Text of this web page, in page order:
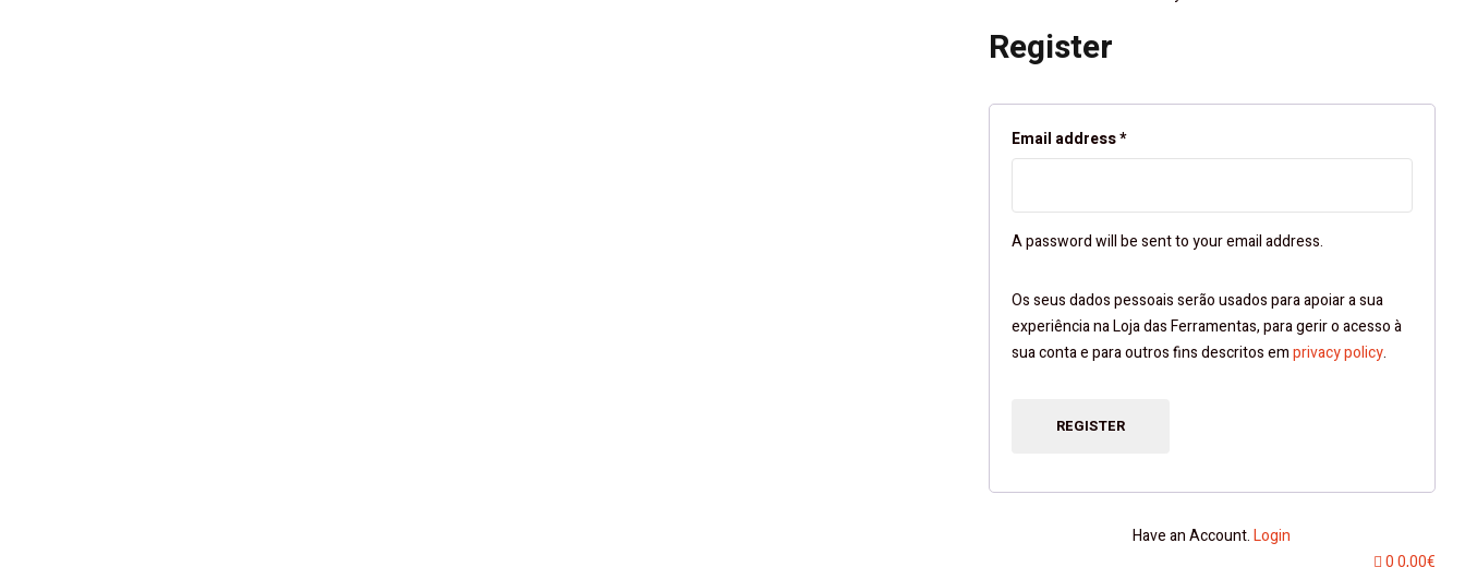
Register
Email address*
A password will be sent to your email address.
Os seus dados pessoais serão usados ​​para apoiar a sua
experiência na Loja das Ferramentas, para gerir o acesso à
sua conta e para outros fins descritos emprivacy policy.
REGISTER
Have an Account.Login
00,00€